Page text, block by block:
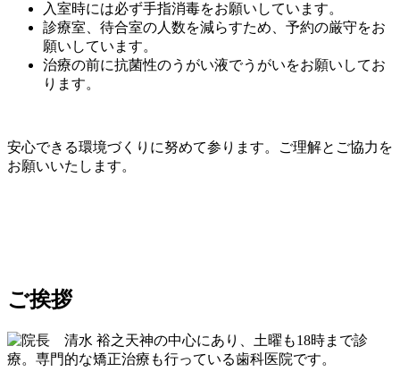
入室時には必ず手指消毒をお願いしています。
診療室、待合室の人数を減らすため、予約の厳守をお
願いしています。
治療の前に抗菌性のうがい液でうがいをお願いしてお
ります。
安心できる環境づくりに努めて参ります。ご理解とご協力を
お願いいたします。
ご挨拶
天神の中心にあり、土曜も18時まで診
療。専門的な矯正治療も行っている歯科医院です。